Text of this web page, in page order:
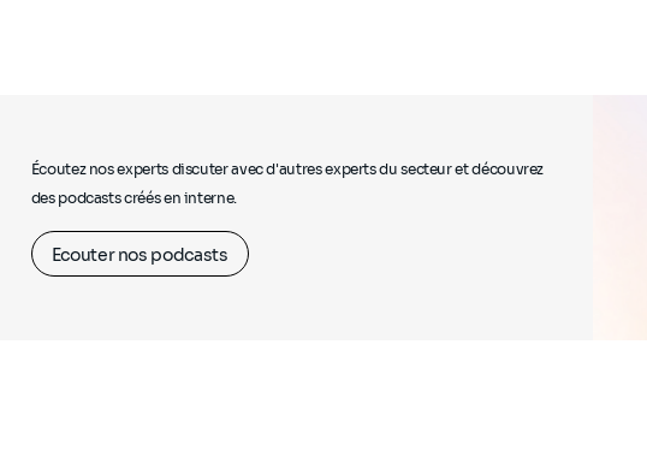
Écoutez nos experts discuter avec d'autres experts du secteur et découvrez
des podcasts créés en interne.
Ecouter nos podcasts